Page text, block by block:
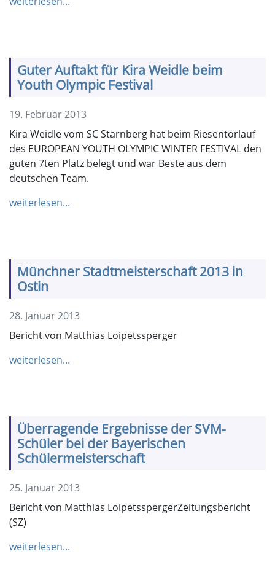
Guter Auftakt für Kira Weidle beim
Youth Olympic Festival
19. Februar 2013
Kira Weidle vom SC Starnberg hat beim Riesentorlauf
des EUROPEAN YOUTH OLYMPIC WINTER FESTIVAL den
guten 7ten Platz belegt und war Beste aus dem
deutschen Team.
weiterlesen...
Münchner Stadtmeisterschaft 2013 in
Ostin
28. Januar 2013
Bericht von Matthias Loipetssperger
weiterlesen...
Überragende Ergebnisse der SVM-
Schüler bei der Bayerischen
Schülermeisterschaft
25. Januar 2013
Bericht von Matthias LoipetsspergerZeitungsbericht
(SZ)
weiterlesen...